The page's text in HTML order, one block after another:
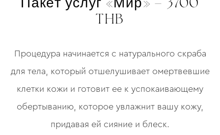
Пакет услуг «Мир» – 3700
THB
Процедура начинается с натурального скраба
для тела, который отшелушивает омертвевшие
клетки кожи и готовит ее к успокаивающему
обертыванию, которое увлажнит вашу кожу,
придавая ей сияние и блеск.